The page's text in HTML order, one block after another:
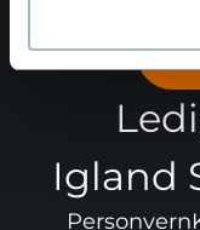
Igland
Personvern